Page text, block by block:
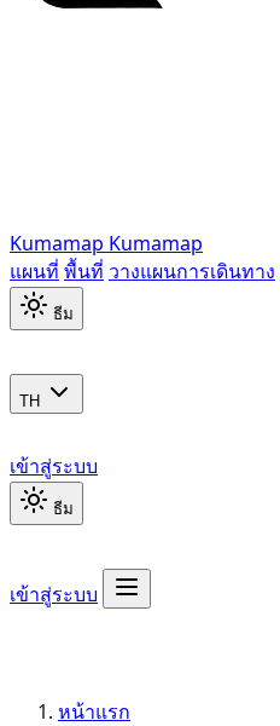
Kumamap Kumamap
แผนที่ พื้นที่ วางแผนการเดินทาง
ธีม
TH
เข้าสู่ระบบ
ธีม
เข้าสู่ระบบ
หน้าแรก